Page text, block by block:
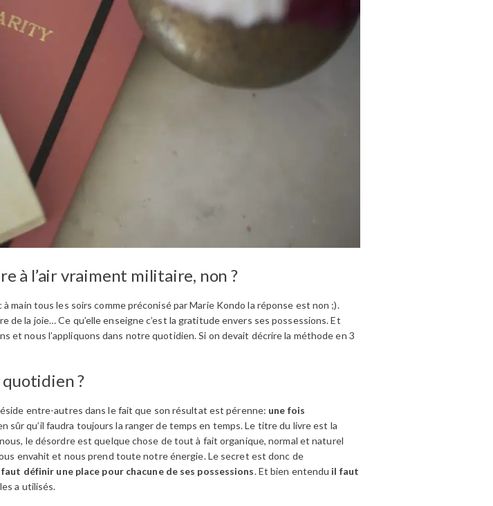
à l’air vraiment militaire, non ?
main tous les soirs comme préconisé par Marie Kondo la réponse est non ;).
la joie… Ce qu’elle enseigne c’est la gratitude envers ses possessions. Et
et nous l’appliquons dans notre quotidien. Si on devait décrire la méthode en 3
quotidien ?
entre-autres dans le fait que son résultat est pérenne: une fois
sûr qu’il faudra toujours la ranger de temps en temps. Le titre du livre est la
le désordre est quelque chose de tout à fait organique, normal et naturel
envahit et nous prend toute notre énergie. Le secret est donc de
définir une place pour chacune de ses possessions. Et bien entendu il faut
a utilisés.